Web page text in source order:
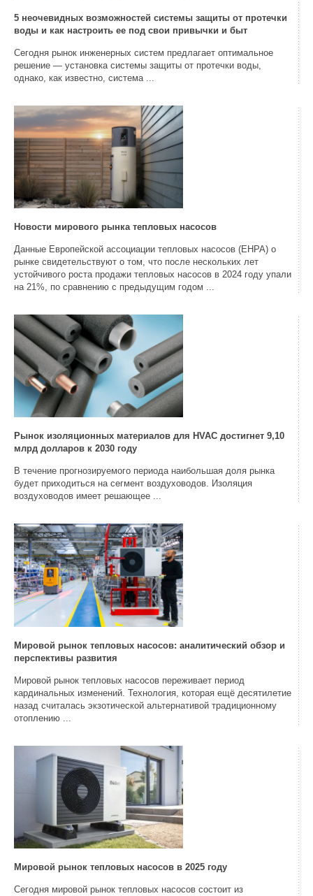
5 неочевидных возможностей системы защиты от протечки
воды и как настроить ее под свои привычки и быт
Сегодня рынок инженерных систем предлагает оптимальное
решение — установка системы защиты от протечки воды,
однако, как известно, система ...
Новости мирового рынка тепловых насосов
Данные Европейской ассоциации тепловых насосов (EHPA) о
рынке свидетельствуют о том, что после нескольких лет
устойчивого роста продажи тепловых насосов в 2024 году упали
на 21%, по сравнению с предыдущим годом ...
Рынок изоляционных материалов для HVAC достигнет 9,10
млрд долларов к 2030 году
В течение прогнозируемого периода наибольшая доля рынка
будет приходиться на сегмент воздуховодов. Изоляция
воздуховодов имеет решающее ...
Мировой рынок тепловых насосов: аналитический обзор и
перспективы развития
Мировой рынок тепловых насосов переживает период
кардинальных изменений. Технология, которая ещё десятилетие
назад считалась экзотической альтернативой традиционному
отоплению ...
Мировой рынок тепловых насосов в 2025 году
Сегодня мировой рынок тепловых насосов состоит из